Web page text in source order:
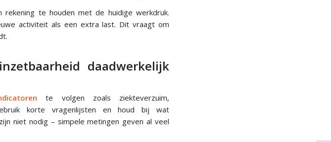
te houden met de huidige werkdruk.
activiteit als een extra last. Dit vraagt om
daadwerkelijk
te volgen zoals ziekteverzuim,
korte vragenlijsten en houd bij wat
niet nodig – simpele metingen geven al veel